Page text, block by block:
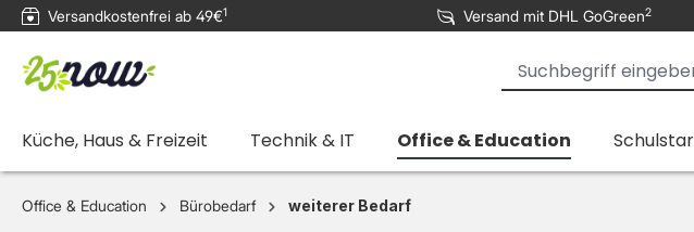
springen Zur Hauptnavigation springen
Versandkostenfrei ab 49€1 Versand mit DHL GoGreen2
Küche, Haus & Freizeit Technik & IT Office & Education
Office & Education Bürobedarf weiterer Bedarf